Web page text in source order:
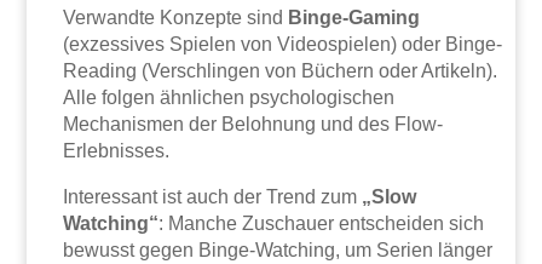
Verwandte Konzepte sind Binge-Gaming
(exzessives Spielen von Videospielen) oder Binge-
Reading (Verschlingen von Büchern oder Artikeln).
Alle folgen ähnlichen psychologischen
Mechanismen der Belohnung und des Flow-
Erlebnisses.
Interessant ist auch der Trend zum „Slow
Watching“: Manche Zuschauer entscheiden sich
bewusst gegen Binge-Watching, um Serien länger